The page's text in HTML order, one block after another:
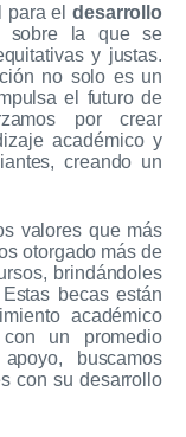
para el desarrollo
sobre la que se
y justas.
no solo es un
el futuro de
por crear
académico y
creando un
valores que más
otorgado más de
brindándoles
becas están
académico
un promedio
buscamos
con su desarrollo